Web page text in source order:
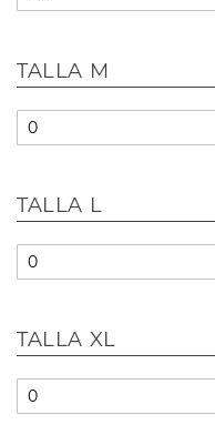
TALLA M
TALLA L
TALLA XL